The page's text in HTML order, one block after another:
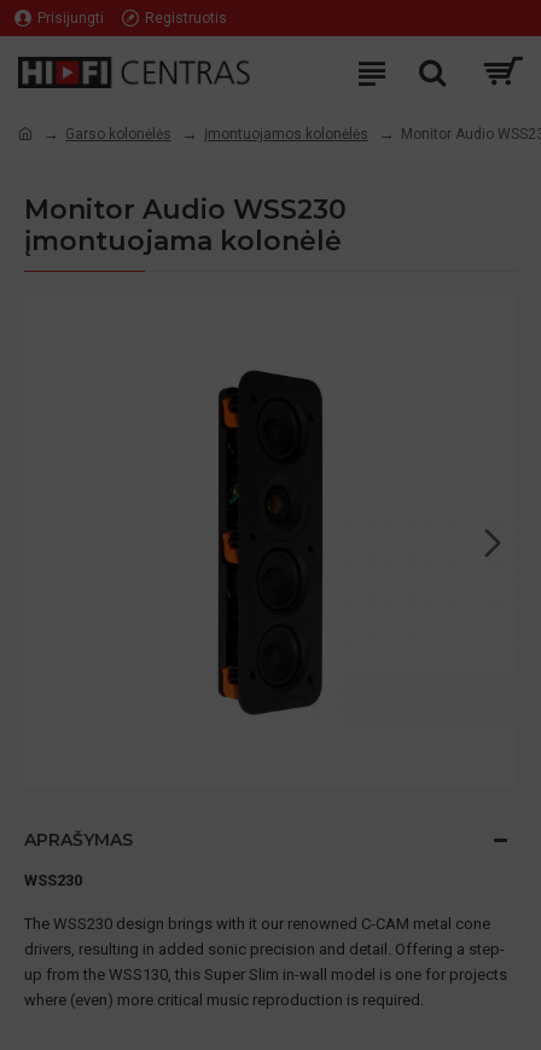
Prisijungti Registruotis
Garso kolonėlės Įmontuojamos kolonėlės Monitor Audio
Monitor Audio WSS230
įmontuojama kolonėlė
APRAŠYMAS
WSS230
The WSS230 design brings with it our renowned C-CAM metal cone
drivers, resulting in added sonic precision and detail. Offering a step-
up from the WSS130, this Super Slim in-wall model is one for projects
where (even) more critical music reproduction is required.